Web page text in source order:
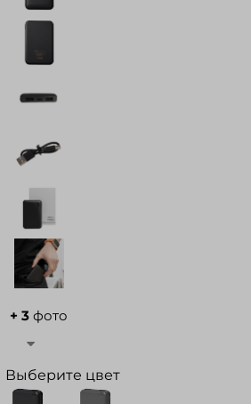
+ 3 фото
Выберите цвет